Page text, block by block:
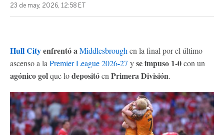
23 de may, 2026, 12:58 ET
Hull Cityenfrentó aMiddlesbrough en la final por el último
ascenso a la Premier League 2026-27 yse impuso 1-0con un
agónico golque lodepositóen Primera División.